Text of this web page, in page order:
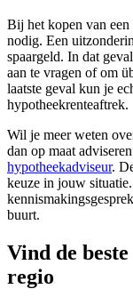
Bij het kopen van
nodig. Een
spaargeld. In dat
aan te vragen of om
laatste geval kun je
hypotheekrenteaftrek.
Wil je meer weten
dan op maat
hypotheekadviseur.
keuze in jouw
buurt.
Vind de
regio